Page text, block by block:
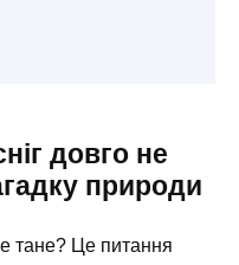
довго не
природи
тане? Це питання